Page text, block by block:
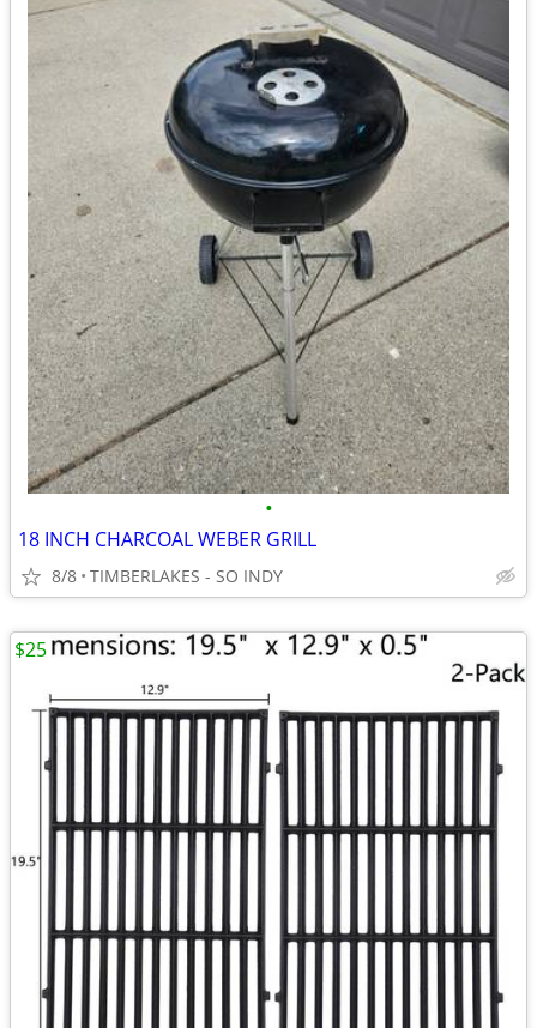
•
18 INCH CHARCOAL WEBER GRILL
8/8 TIMBERLAKES - SO INDY
$25